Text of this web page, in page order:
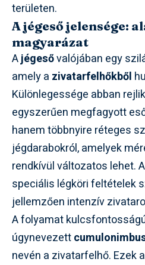
területen.
A jégeső jelensége:
magyarázat
Ajégesővalójában egy
amely a zivatarfelhőkből
Különlegessége abban
egyszerűen megfagyott
hanem többnyire réteges
jégdarabokról, amelyek
rendkívül változatos lehet.
speciális légköri feltételek
jellemzően intenzív
A folyamat
úgynevezett
nevén a zivatarfelhő. Ezek